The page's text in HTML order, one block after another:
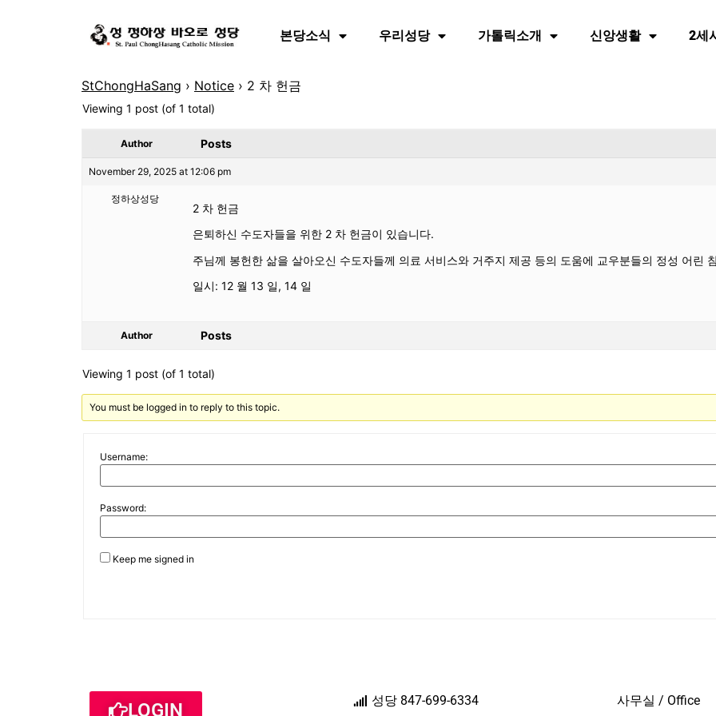
본당소식 우리성당 가톨릭소개 신앙생활 2세
StChongHaSang › Notice › 2 차 헌금
Viewing 1 post (of 1 total)
Author Posts
November 29, 2025 at 12:06 pm
정하상성당
2 차 헌금
은퇴하신 수도자들을 위한 2 차 헌금이 있습니다.
주님께 봉헌한 삶을 살아오신 수도자들께 의료 서비스와 거주지 제공 등의 도움에 교우분들의 정성 어린
일시: 12 월 13 일, 14 일
Author Posts
Viewing 1 post (of 1 total)
You must be logged in to reply to this topic.
Username:
Password:
Keep me signed in
LOGIN 성당 847-699-6334 사무실 / Office